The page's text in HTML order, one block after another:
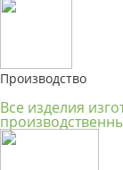
Производство
Все изделия